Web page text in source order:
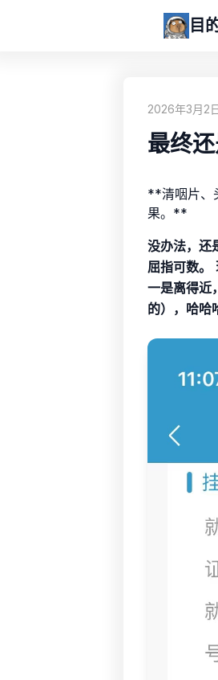
目
2026年3月2
最终
**清咽片、
果。**
没办法，还
屈指可数。
一是离得近
的），哈哈